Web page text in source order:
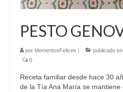
PESTO
por MomentosFelices publicado en:
0
Receta familiar desde hace 30
de la Tía Ana María se